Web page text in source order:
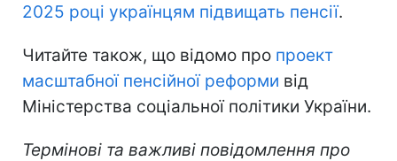
2025 році українцям підвищать пенсії.
Читайте також, що відомо про проект
масштабної пенсійної реформи від
Міністерства соцiальної політики України.
Термінові та важливі повідомлення про